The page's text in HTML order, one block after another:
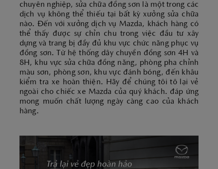
chuyên nghiệp, sửa chữa đồng sơn là một trong các
dịch vụ không thể thiếu tại bất kỳ xưởng sửa chữa
nào. Đến với xưởng dịch vụ Mazda, khách hàng có
thể thấy được sự chỉn chu trong việc đầu tư xây
dựng và trang bị đầy đủ khu vực chức năng phục vụ
đồng sơn. Từ hệ thống dây chuyền đồng sơn 4H và
8H, khu vực sửa chữa đồng năng, phòng pha chỉnh
màu sơn, phòng sơn, khu vực đánh bóng, đến khâu
kiểm tra xe hoàn thiện. Hãy để chúng tôi tô lại vẻ
ngoài cho chiếc xe Mazda của quý khách. đáp ứng
mong muốn chất lượng ngày càng cao của khách
hàng.